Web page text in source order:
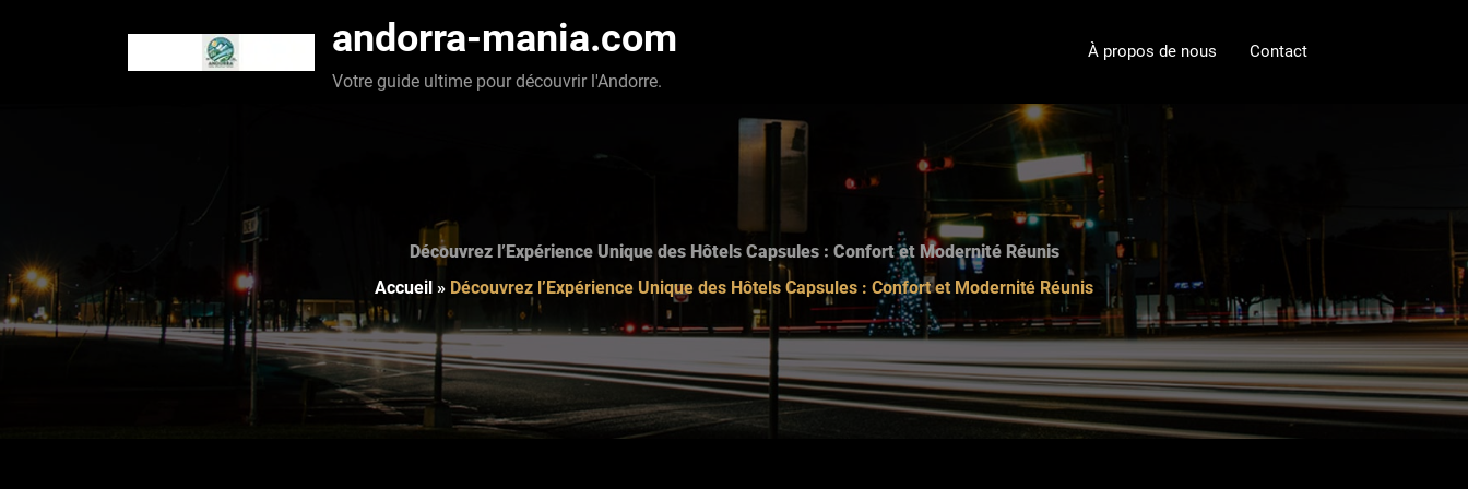
andorra-mania.com
Votre guide ultime pour découvrir l'Andorre.
À propos de nous Contact
Découvrez l’Expérience Unique des Hôtels Capsules : Confort et Modernité Réunis
Accueil » Découvrez l’Expérience Unique des Hôtels Capsules : Confort et Modernité Réunis